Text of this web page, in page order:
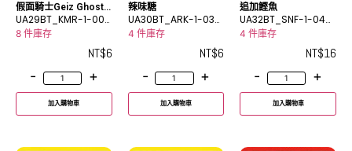
假面騎士Geiz Ghost
Armor
UA29BT_KMR-1-007
C
8 件庫存
NT$6
-
+
加入購物車
辣味糖
UA30BT_ARK-1-033
C
4 件庫存
NT$6
-
+
加入購物車
追加鰹魚
UA32BT_SNF-1-049
R
4 件庫存
NT$16
-
+
加入購物車